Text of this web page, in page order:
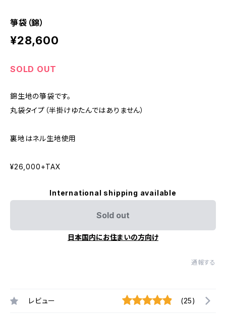
箏袋（錦）
¥28,600
SOLD OUT
錦生地の箏袋です。
丸袋タイプ（半掛けゆたんではありません）
裏地はネル生地使用
¥26,000+TAX
International shipping available
Sold out
日本国内にお住まいの方向け
通報する
レビュー (25)